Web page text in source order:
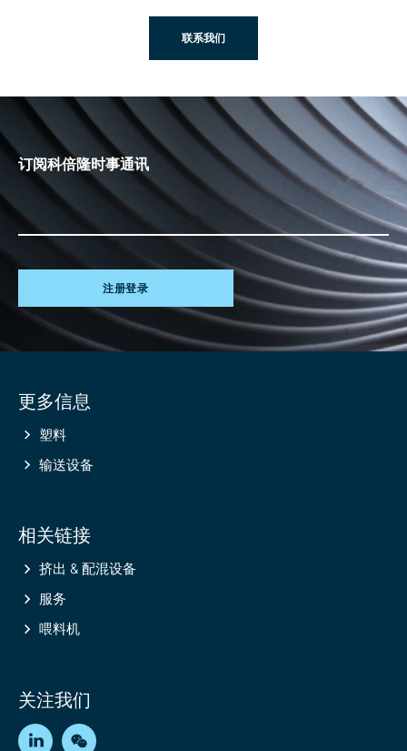
联系我们
订阅科倍隆时事通讯
注册登录
information
更多信息
塑料
输送设备
相关链接
挤出 & 配混设备
服务
喂料机
关注我们
LinkedIn